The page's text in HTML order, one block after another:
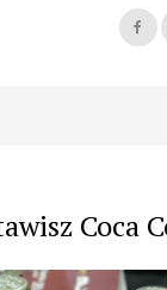
pocieranie”
Coca